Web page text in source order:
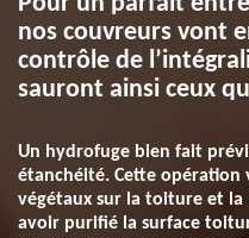
nos couvreurs vont
contrôle de
sauront ainsi ceux
Un hydrofuge bien fait
étanchéité. Cette opération
végétaux sur la toiture et la
avoir purifié la surface